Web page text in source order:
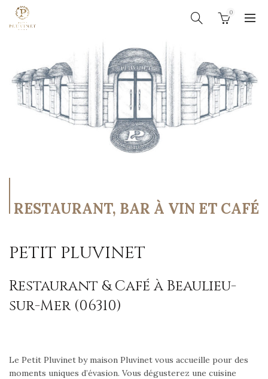
0
RESTAURANT, BAR À VIN ET CAFÉ
PETIT PLUVINET
Restaurant & Café à Beaulieu-
sur-Mer (06310)
Le Petit Pluvinet by maison Pluvinet vous accueille pour des
moments uniques d’évasion. Vous dégusterez une cuisine